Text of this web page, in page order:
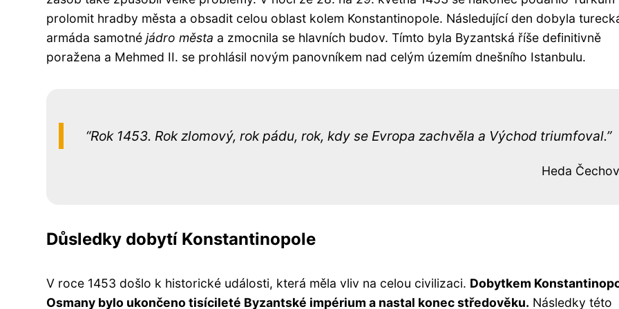
prolomit hradby města a obsadit celou oblast kolem Konstantinopole. Následující den dobyla
armáda samotné jádro města a zmocnila se hlavních budov. Tímto byla Byzantská říše definitivně
poražena a Mehmed II. se prohlásil novým panovníkem nad celým územím dnešního Istanbulu.
Rok 1453. Rok zlomový, rok pádu, rok, kdy se Evropa zachvěla a Východ triumfoval.
Heda
Důsledky dobytí Konstantinopole
V roce 1453 došlo k historické události, která měla vliv na celou civilizaci. Dobytkem
Osmany bylo ukončeno tisícileté Byzantské impérium a nastal konec středověku. Následky této